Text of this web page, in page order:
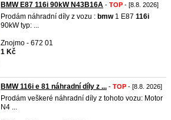
BMW E87 116i 90kW N43B16A - TOP - [8.8. 2026]
Prodám náhradní díly z vozu : bmw1 E87 116i
90kW typ: ...
Znojmo - 672 01
1 Kč
BMW 116i e 81 náhradní díly z ... - TOP - [8.8. 2026]
Prodám veškeré náhradní díly z tohoto vozu: Motor
N4 ...